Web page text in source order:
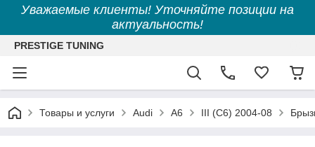
Уважаемые клиенты! Уточняйте позиции на
актуальность!
PRESTIGE TUNING
Товары и услуги Audi A6 III (C6) 2004-08